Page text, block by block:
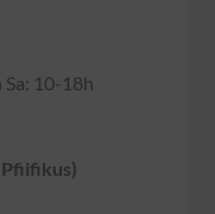
10-18h